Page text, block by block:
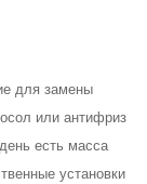
для замены
или антифриз
есть масса
установки